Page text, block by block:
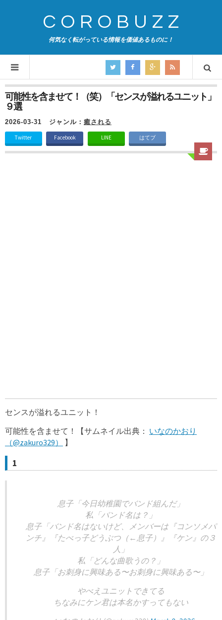
COROBUZZ
何気なく転がっている情報を価値あるものに！
可能性を含ませて！（笑）「センスが溢れるユニット」
９選
2026-03-31 ジャンル： 癒される
Twitter Facebook LINE はてブ
センスが溢れるユニット！
可能性を含ませて！【サムネイル出典： いなのかおり
（@zakuro329）
】
1
息子「今日幼稚園でバンド組んだ」
私「バンド名は？」
息子「バンド名はないけど、メンバーは『コンソメパ
ンチ』『たべっ子どうぶつ（←息子）』『ケン』の３
人」
私「どんな曲歌うの？」
息子「お刺身に興味ある〜お刺身に興味ある〜」
やべえユニットできてる
ちなみにケン君は本名かすってもない